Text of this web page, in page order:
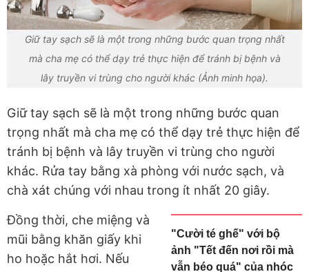
Giữ tay sạch sẽ là một trong những bước quan trọng nhất
mà cha mẹ có thể dạy trẻ thực hiện để tránh bị bệnh và
lây truyền vi trùng cho người khác (Ảnh minh họa).
Giữ tay sạch sẽ là một trong những bước quan
trọng nhất mà cha mẹ có thể dạy trẻ thực hiện để
tránh bị bệnh và lây truyền vi trùng cho người
khác. Rửa tay bằng xà phòng với nước sạch, và
chà xát chúng với nhau trong ít nhất 20 giây.
"Cười té ghế" với bộ
ảnh "Tết đến nơi rồi mà
vẫn béo quá" của nhóc
Đồng thời, che miệng và
mũi bằng khăn giấy khi
ho hoặc hắt hơi. Nếu